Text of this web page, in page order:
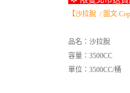
【沙拉脫 / 圖文
品名：沙拉脫
容量：3500CC
單位：3500CC/桶